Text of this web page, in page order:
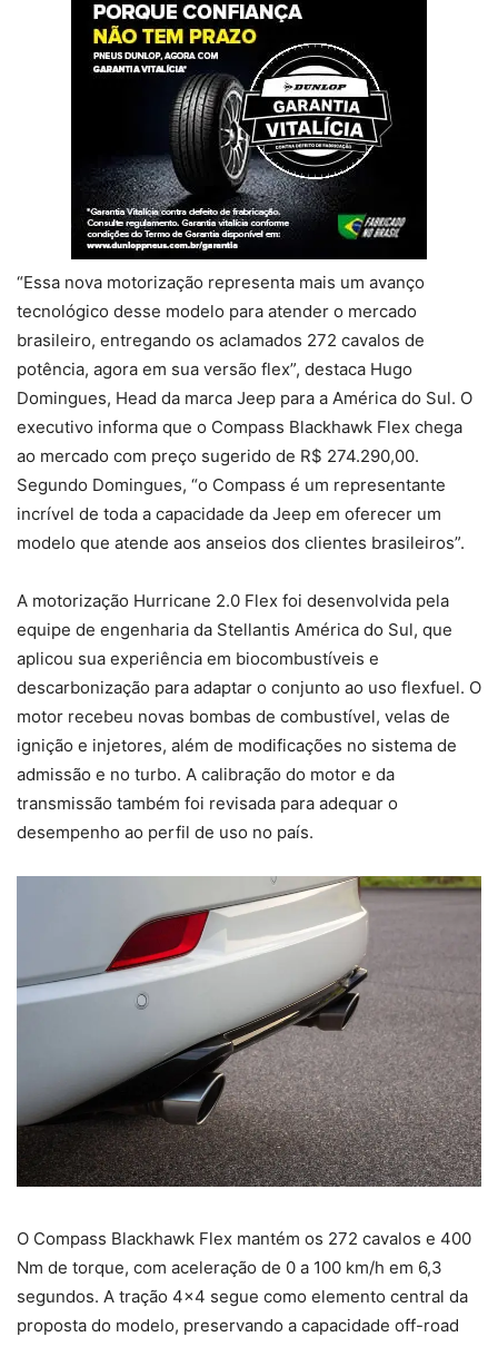
“Essa nova motorização representa mais um avanço
tecnológico desse modelo para atender o mercado
brasileiro, entregando os aclamados 272 cavalos de
potência, agora em sua versão flex”, destaca Hugo
Domingues, Head da marca Jeep para a América do Sul. O
executivo informa que o Compass Blackhawk Flex chega
ao mercado com preço sugerido de R$ 274.290,00.
Segundo Domingues, “o Compass é um representante
incrível de toda a capacidade da Jeep em oferecer um
modelo que atende aos anseios dos clientes brasileiros”.
A motorização Hurricane 2.0 Flex foi desenvolvida pela
equipe de engenharia da Stellantis América do Sul, que
aplicou sua experiência em biocombustíveis e
descarbonização para adaptar o conjunto ao uso flexfuel. O
motor recebeu novas bombas de combustível, velas de
ignição e injetores, além de modificações no sistema de
admissão e no turbo. A calibração do motor e da
transmissão também foi revisada para adequar o
desempenho ao perfil de uso no país.
O Compass Blackhawk Flex mantém os 272 cavalos e 400
Nm de torque, com aceleração de 0 a 100 km/h em 6,3
segundos. A tração 4×4 segue como elemento central da
proposta do modelo, preservando a capacidade off-road